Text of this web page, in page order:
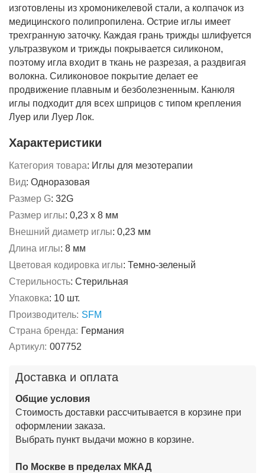
изготовлены из хромоникелевой стали, а колпачок из
медицинского полипропилена. Острие иглы имеет
трехгранную заточку. Каждая грань трижды шлифуется
ультразвуком и трижды покрывается силиконом,
поэтому игла входит в ткань не разрезая, а раздвигая
волокна. Силиконовое покрытие делает ее
продвижение плавным и безболезненным. Канюля
иглы подходит для всех шприцов с типом крепления
Луер или Луер Лок.
Характеристики
Категория товара: Иглы для мезотерапии
Вид: Одноразовая
Размер G: 32G
Размер иглы: 0,23 x 8 мм
Внешний диаметр иглы: 0,23 мм
Длина иглы: 8 мм
Цветовая кодировка иглы: Темно-зеленый
Стерильность: Стерильная
Упаковка: 10 шт.
Производитель: SFM
Страна бренда: Германия
Артикул: 007752
Доставка и оплата
Общие условия
Стоимость доставки рассчитывается в корзине при
оформлении заказа.
Выбрать пункт выдачи можно в корзине.
По Москве в пределах МКАД